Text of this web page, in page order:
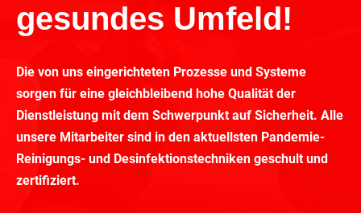
gesundes Umfeld!
Die von uns eingerichteten Prozesse und Systeme
sorgen für eine gleichbleibend hohe Qualität der
Dienstleistung mit dem Schwerpunkt auf Sicherheit. Alle
unsere Mitarbeiter sind in den aktuellsten Pandemie-
Reinigungs- und Desinfektionstechniken geschult und
zertifiziert.